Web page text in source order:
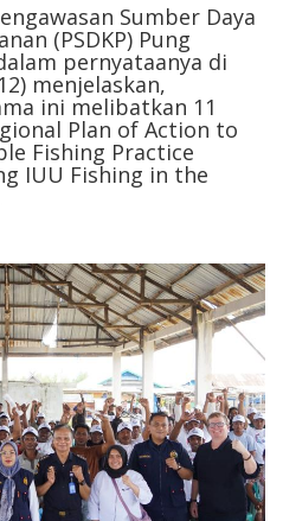
Sumber Daya
(PSDKP) Pung
pernyataanya di
menjelaskan,
ini melibatkan 11
Plan of Action to
Fishing Practice
IUU Fishing in the